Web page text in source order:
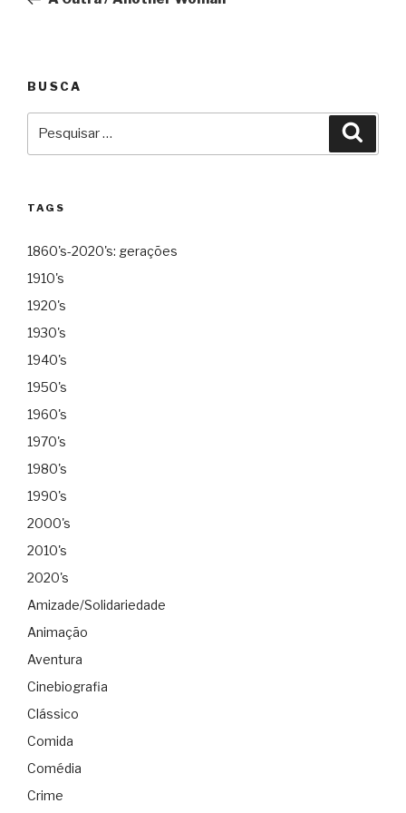
Post
BUSCA
TAGS
1860's-2020's: gerações
1910's
1920's
1930's
1940's
1950's
1960's
1970's
1980's
1990's
2000's
2010's
2020's
Amizade/Solidariedade
Animação
Aventura
Cinebiografia
Clássico
Comida
Comédia
Crime